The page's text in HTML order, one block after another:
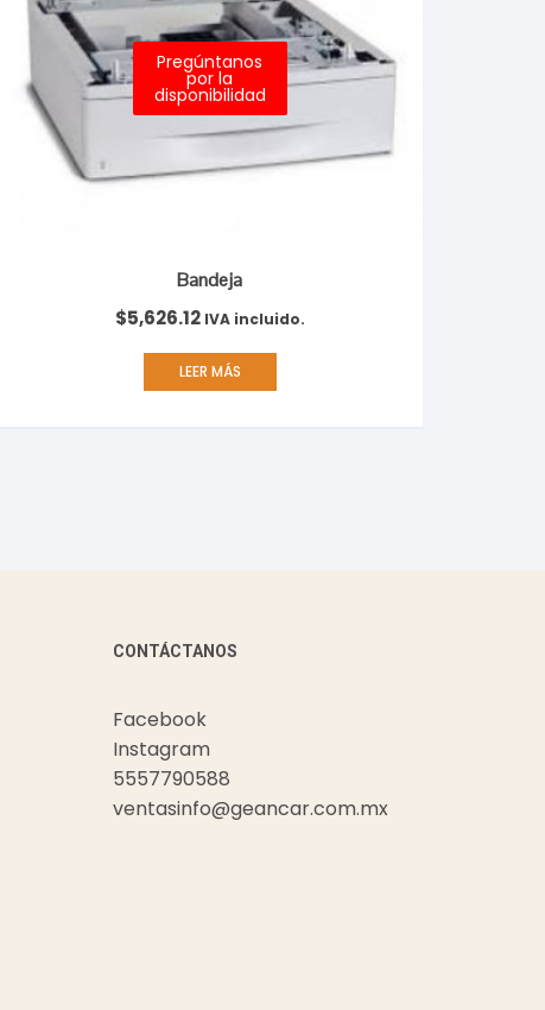
Pregúntanos
por la
disponibilidad
Bandeja
$5,626.12 IVA incluido.
LEER MÁS
CONTÁCTANOS
Facebook
Instagram
5557790588
ventasinfo@geancar.com.mx